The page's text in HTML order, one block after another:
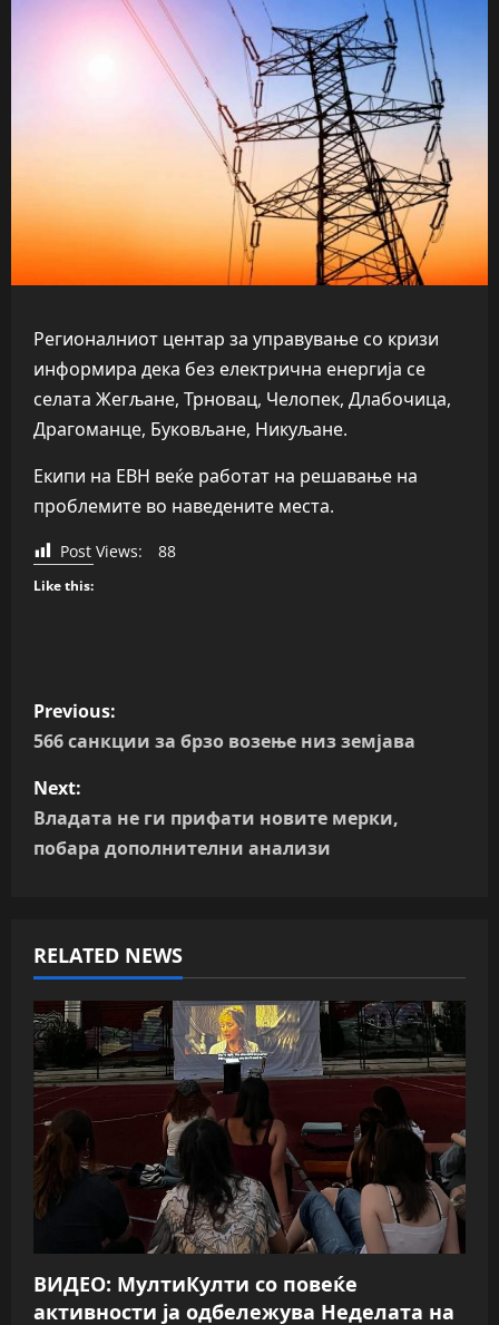
Регионалниот центар за управување со кризи
информира дека без електрична енергија се
селата Жегљане, Трновац, Челопек, Длабочица,
Драгоманце, Буковљане, Никуљане.
Екипи на ЕВН веќе работат на решавање на
проблемите во наведените места.
Post Views: 88
Like this:
P
o
s
t
a
v
i
g
a
t
i
o
n
Previous:
566 санкции за брзо возење низ земјава
Next:
Владата не ги прифати новите мерки,
побара дополнителни анализи
RELATED NEWS
ВИДЕО: МултиКулти со повеќе
активности ја одбележува Неделата на